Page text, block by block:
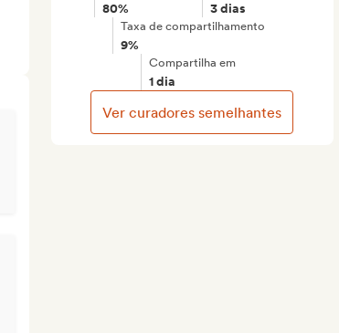
80% 3 dias
Taxa de compartilhamento
9%
Compartilha em
1 dia
Ver curadores semelhantes